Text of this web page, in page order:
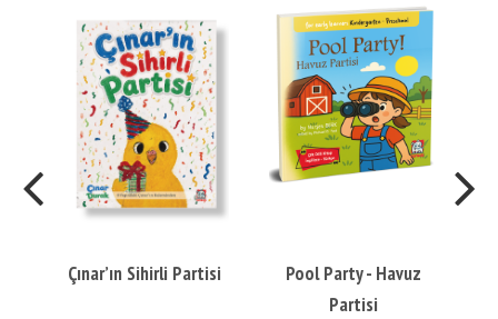
Çınar’ın Sihirli Partisi
Pool Party - Havuz
Partisi